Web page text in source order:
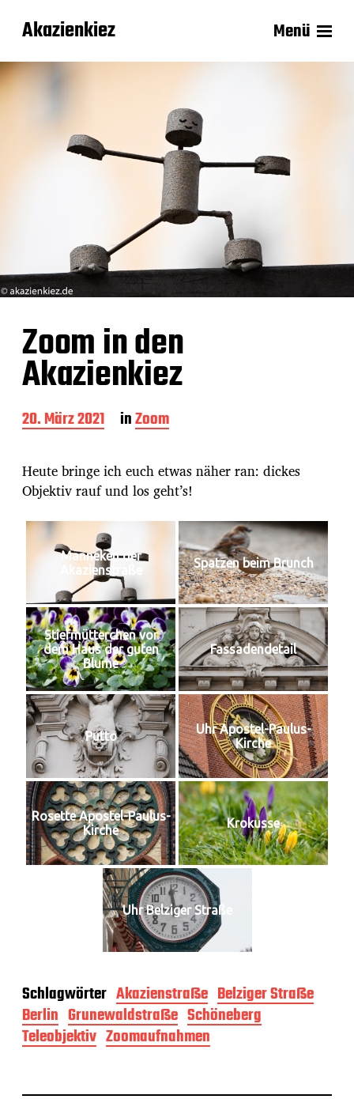
Akazienkiez Menü
Zoom in den
Akazienkiez
B
e
t
r
a
s
m
20. März 2021 inZoom
Heute bringe ich euch etwas näher ran: dickes
Objektiv rauf und los geht’s!
Männeken der
Akazienstraße
Spatzen beim Brunch
Stiefmütterchen vor
dem Haus der guten
Blume
Fassadendetail
Putto
Uhr Apostel-Paulus-
Kirche
Rosette Apostel-Paulus-
Kirche
Krokusse
Uhr Belziger Straße
Schlagwörter Akazienstraße Belziger Straße
Berlin Grunewaldstraße Schöneberg
Teleobjektiv Zoomaufnahmen